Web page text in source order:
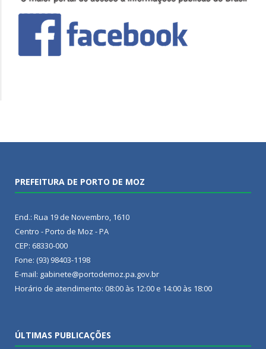
PREFEITURA DE PORTO DE MOZ
End.: Rua 19 de Novembro, 1610
Centro - Porto de Moz - PA
CEP: 68330-000
Fone: (93) 98403-1198
E-mail: gabinete@portodemoz.pa.gov.br
Horário de atendimento: 08:00 às 12:00 e 14:00 às 18:00
ÚLTIMAS PUBLICAÇÕES